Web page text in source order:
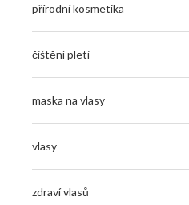
přírodní kosmetika
čištění pleti
maska na vlasy
vlasy
zdraví vlasů